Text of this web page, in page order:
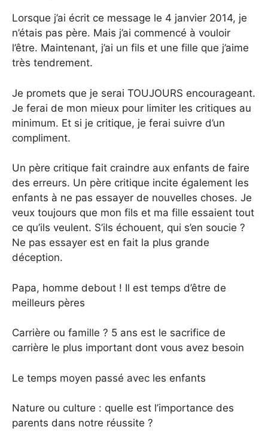
Lorsque j’ai écrit ce message le 4 janvier 2014, je
n’étais pas père. Mais j’ai commencé à vouloir
l’être. Maintenant, j’ai un fils et une fille que j’aime
très tendrement.
Je promets que je serai TOUJOURS encourageant.
Je ferai de mon mieux pour limiter les critiques au
minimum. Et si je critique, je ferai suivre d’un
compliment.
Un père critique fait craindre aux enfants de faire
des erreurs. Un père critique incite également les
enfants à ne pas essayer de nouvelles choses. Je
veux toujours que mon fils et ma fille essaient tout
ce qu’ils veulent. S’ils échouent, qui s’en soucie ?
Ne pas essayer est en fait la plus grande
déception.
Papa, homme debout ! Il est temps d’être de
meilleurs pères
Carrière ou famille ? 5 ans est le sacrifice de
carrière le plus important dont vous avez besoin
Le temps moyen passé avec les enfants
Nature ou culture : quelle est l’importance des
parents dans notre réussite ?